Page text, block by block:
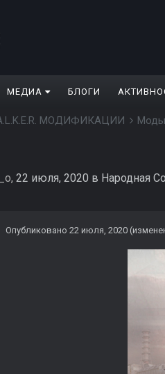
МЕДИА БЛОГИ
МОДИФИКАЦИИ
, 22 июля, 2020 в Народная
Опубликовано 22 июля, 2020